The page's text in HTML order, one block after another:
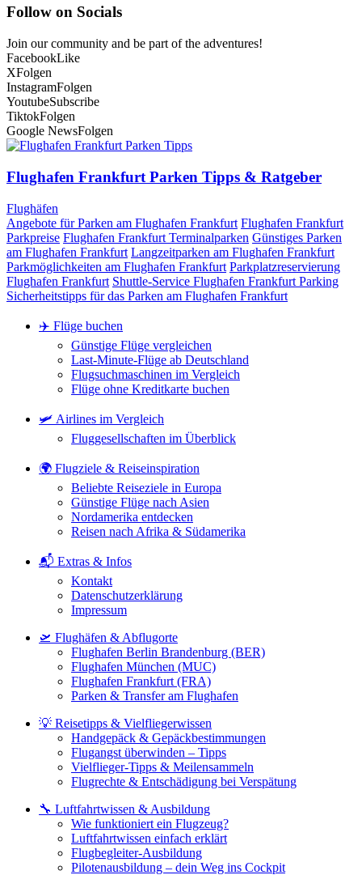
Follow on Socials
Join our community and be part of the adventures!
FacebookLike
XFolgen
InstagramFolgen
YoutubeSubscribe
TiktokFolgen
Google NewsFolgen
Flughafen Frankfurt Parken Tipps & Ratgeber
Flughäfen
Angebote für Parken am Flughafen Frankfurt Flughafen Frankfurt
Parkpreise Flughafen Frankfurt Terminalparken Günstiges Parken
am Flughafen Frankfurt Langzeitparken am Flughafen Frankfurt
Parkmöglichkeiten am Flughafen Frankfurt Parkplatzreservierung
Flughafen Frankfurt Shuttle-Service Flughafen Frankfurt Parking
Sicherheitstipps für das Parken am Flughafen Frankfurt
✈️ Flüge buchen
Günstige Flüge vergleichen
Last-Minute-Flüge ab Deutschland
Flugsuchmaschinen im Vergleich
Flüge ohne Kreditkarte buchen
🛩️ Airlines im Vergleich
Fluggesellschaften im Überblick
🌍 Flugziele & Reiseinspiration
Beliebte Reiseziele in Europa
Günstige Flüge nach Asien
Nordamerika entdecken
Reisen nach Afrika & Südamerika
📬 Extras & Infos
Kontakt
Datenschutzerklärung
Impressum
🛫 Flughäfen & Abflugorte
Flughafen Berlin Brandenburg (BER)
Flughafen München (MUC)
Flughafen Frankfurt (FRA)
Parken & Transfer am Flughafen
💡 Reisetipps & Vielfliegerwissen
Handgepäck & Gepäckbestimmungen
Flugangst überwinden – Tipps
Vielflieger-Tipps & Meilensammeln
Flugrechte & Entschädigung bei Verspätung
🔧 Luftfahrtwissen & Ausbildung
Wie funktioniert ein Flugzeug?
Luftfahrtwissen einfach erklärt
Flugbegleiter-Ausbildung
Pilotenausbildung – dein Weg ins Cockpit